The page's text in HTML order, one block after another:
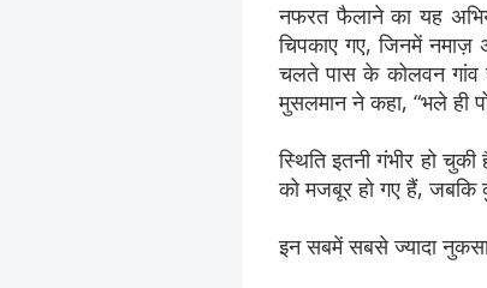
नफरत फैलाने का यह
चिपकाए गए, जिनमें नमाज़
चलते पास के कोलवन
मुसलमान ने कहा, “भले ही
स्थिति इतनी गंभीर हो
को मजबूर हो गए हैं,
इन सबमें सबसे ज्यादा